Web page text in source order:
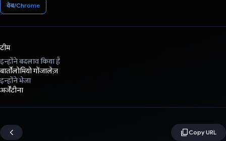
वेब/Chrome
टीम
इन्होंने बदलाव किया है
बार्तोलोमियो गोंजालेज़
इन्होंने भेजा
अर्जेंटीना